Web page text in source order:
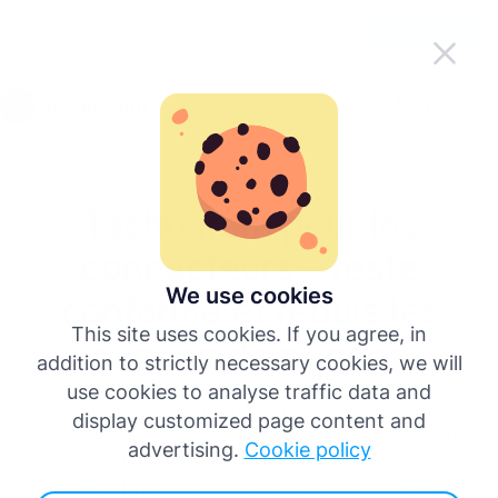
We use cookies
This site uses cookies. If you agree, in
addition to strictly necessary cookies, we will
use cookies to analyse traffic data and
display customized page content and
advertising. Cookie policy
Italiano
Português
Tachogram pour les
conducteurs – reste
conforme et réduis les
risques d’amendes
Conduire est déjà suffisamment exigeant. Les
réglementations, les contrôles et les calculs de salaire ne
devraient pas ajouter de stress supplémentaire.
Tachogram t’offre plus de clarté et de contrôle :vérifie ton